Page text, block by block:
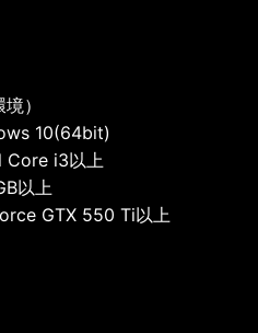
）
10(64bit)
Core i3以上
以上
GTX 550 Ti以上